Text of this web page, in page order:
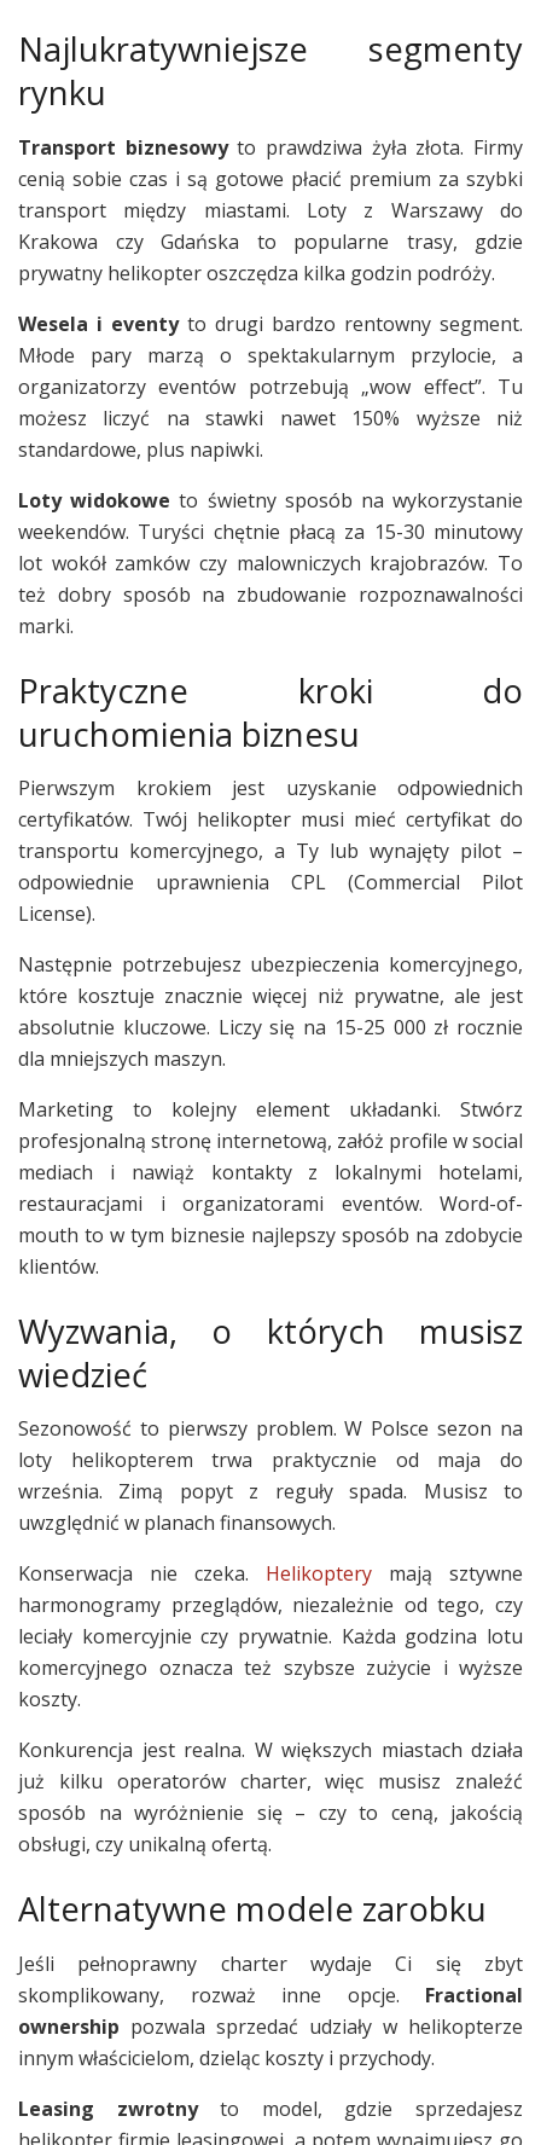
Najlukratywniejsze segmenty
rynku
Transport biznesowyto prawdziwa żyła złota. Firmy
cenią sobie czas i są gotowe płacić premium za szybki
transport między miastami. Loty z Warszawy do
Krakowa czy Gdańska to popularne trasy, gdzie
prywatny helikopter oszczędza kilka godzin podróży.
Wesela i eventyto drugi bardzo rentowny segment.
Młode pary marzą o spektakularnym przylocie, a
organizatorzy eventów potrzebują „wow effect”. Tu
możesz liczyć na stawki nawet 150% wyższe niż
standardowe, plus napiwki.
Loty widokowe to świetny sposób na wykorzystanie
weekendów. Turyści chętnie płacą za 15-30 minutowy
lot wokół zamków czy malowniczych krajobrazów. To
też dobry sposób na zbudowanie rozpoznawalności
marki.
Praktyczne kroki do
uruchomienia biznesu
Pierwszym krokiem jest uzyskanie odpowiednich
certyfikatów. Twój helikopter musi mieć certyfikat do
transportu komercyjnego, a Ty lub wynajęty pilot –
odpowiednie uprawnienia CPL (Commercial Pilot
License).
Następnie potrzebujesz ubezpieczenia komercyjnego,
które kosztuje znacznie więcej niż prywatne, ale jest
absolutnie kluczowe. Liczy się na 15-25 000 zł rocznie
dla mniejszych maszyn.
Marketing to kolejny element układanki. Stwórz
profesjonalną stronę internetową, załóż profile w social
mediach i nawiąż kontakty z lokalnymi hotelami,
restauracjami i organizatorami eventów. Word-of-
mouth to w tym biznesie najlepszy sposób na zdobycie
klientów.
Wyzwania, o których musisz
wiedzieć
Sezonowość to pierwszy problem. W Polsce sezon na
loty helikopterem trwa praktycznie od maja do
września. Zimą popyt z reguły spada. Musisz to
uwzględnić w planach finansowych.
Konserwacja nie czeka. Helikoptery mają sztywne
harmonogramy przeglądów, niezależnie od tego, czy
leciały komercyjnie czy prywatnie. Każda godzina lotu
komercyjnego oznacza też szybsze zużycie i wyższe
koszty.
Konkurencja jest realna. W większych miastach działa
już kilku operatorów charter, więc musisz znaleźć
sposób na wyróżnienie się – czy to ceną, jakością
obsługi, czy unikalną ofertą.
Alternatywne modele zarobku
Jeśli pełnoprawny charter wydaje Ci się zbyt
skomplikowany, rozważ inne opcje. Fractional
ownership pozwala sprzedać udziały w helikopterze
innym właścicielom, dzieląc koszty i przychody.
Leasing zwrotnyto model, gdzie sprzedajesz